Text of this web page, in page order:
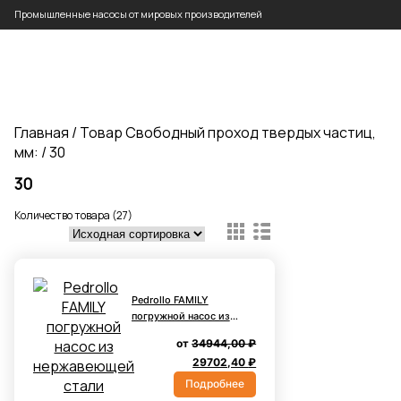
Промышленные насосы от мировых производителей
Главная / Товар Свободный проход твердых частиц,
мм: / 30
30
Количество товара (27)
Pedrollo FAMILY
погружной насос из
от34944,00₽
Первоначальная
цена
29702,40₽Текущая
Подробнее